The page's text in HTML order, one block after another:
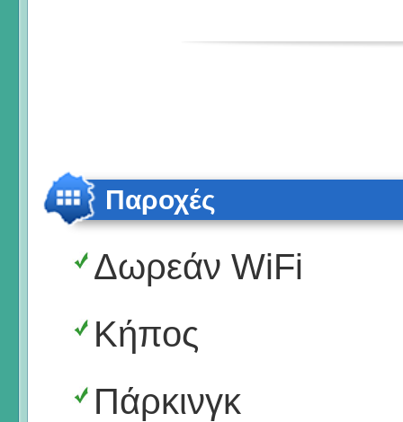
Παροχές
Δωρεάν WiFi
Κήπος
Πάρκινγκ